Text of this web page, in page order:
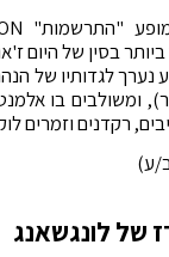
בסין של היום
נערך לגדותיו של
ומשולבים בו
ע)
של לונגשאנג